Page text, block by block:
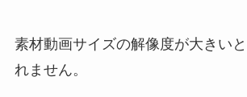
素材動画サイズの解像度が大きい
れません。